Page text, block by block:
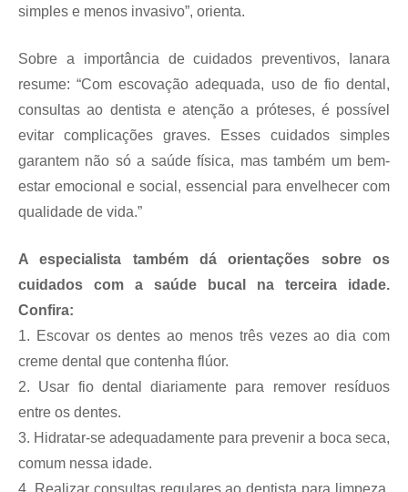
simples e menos invasivo”, orienta.
Sobre a importância de cuidados preventivos, Ianara
resume: “Com escovação adequada, uso de fio dental,
consultas ao dentista e atenção a próteses, é possível
evitar complicações graves. Esses cuidados simples
garantem não só a saúde física, mas também um bem-
estar emocional e social, essencial para envelhecer com
qualidade de vida.”
A especialista também dá orientações sobre os
cuidados com a saúde bucal na terceira idade.
Confira:
1. Escovar os dentes ao menos três vezes ao dia com
creme dental que contenha flúor.
2.
Usar fio dental diariamente para remover resíduos
entre os dentes.
3. Hidratar-se adequadamente para prevenir a boca seca,
comum nessa idade.
4. Realizar consultas regulares ao dentista para limpeza,